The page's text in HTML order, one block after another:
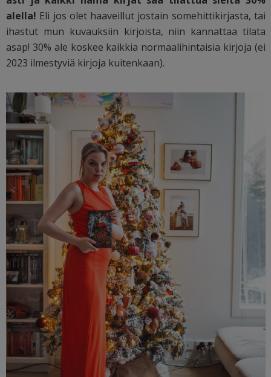
alella! Eli jos olet haaveillut jostain somehittikirjasta, tai
ihastut mun kuvauksiin kirjoista, niin kannattaa tilata
asap! 30% ale koskee kaikkia normaalihintaisia kirjoja (ei
2023 ilmestyviä kirjoja kuitenkaan).